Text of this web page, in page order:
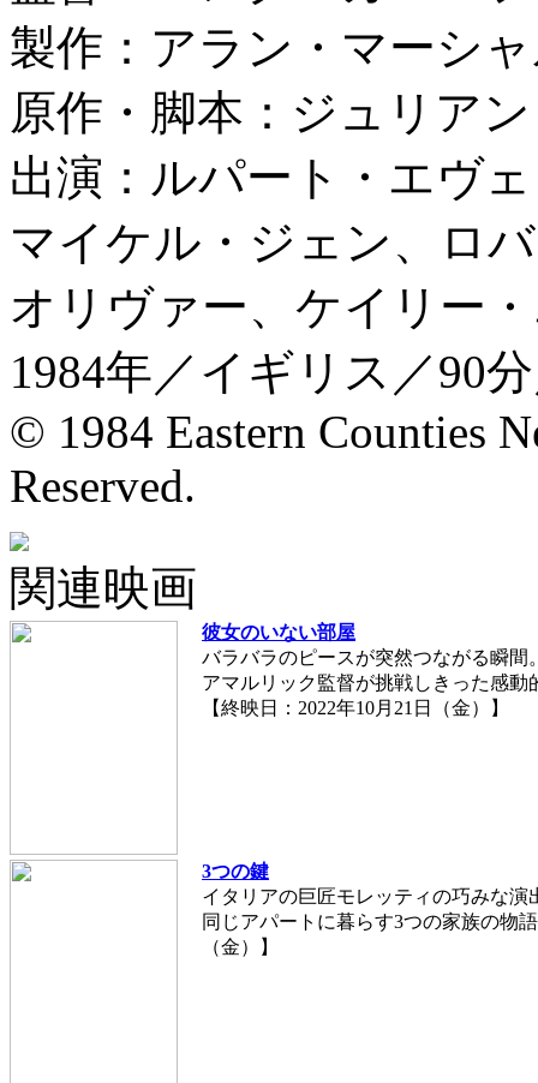
製作：アラン・マーシ
原作・脚本：ジュリア
出演：ルパート・エヴ
マイケル・ジェン、ロ
オリヴァー、ケイリー
1984年／イギリス／90
© 1984 Eastern Counties
Reserved.
関連映画
彼女のいない部屋
バラバラのピースが突然つながる瞬間
アマルリック監督が挑戦しきった感動
【終映日：2022年10月21日（金）】
3つの鍵
イタリアの巨匠モレッティの巧みな
同じアパートに暮らす3つの家族の物
（金）】